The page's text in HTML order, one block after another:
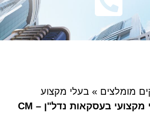
מומלצים » בעלי מקצוע
ליווי מקצועי בעסקאות נדל"ן – CM